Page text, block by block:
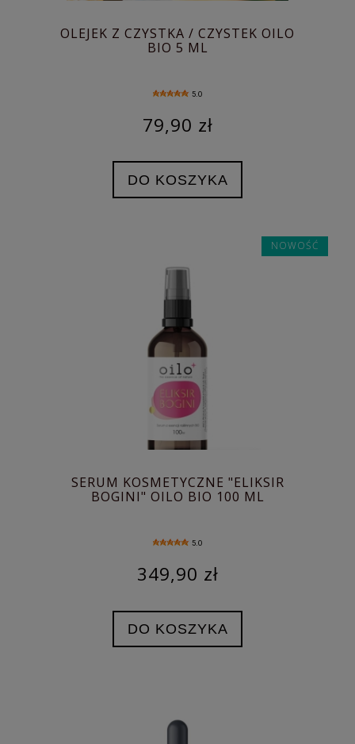
OLEJEK Z CZYSTKA / CZYSTEK OILO
BIO 5 ML
5.0
79,90 zł
DO KOSZYKA
SERUM KOSMETYCZNE "ELIKSIR
BOGINI" OILO BIO 100 ML
5.0
349,90 zł
DO KOSZYKA
NOWOŚĆ